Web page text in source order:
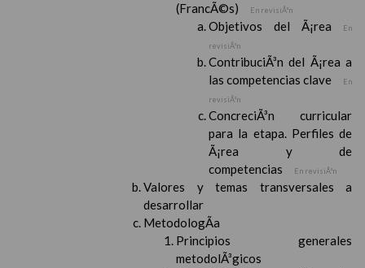
(FrancÃ©s) En revisiÃ³n
Objetivos del Ã¡rea
En
revisiÃ³n
ContribuciÃ³n del Ã¡rea a
las competencias clave
En
revisiÃ³n
ConcreciÃ³n curricular
para la etapa. Perfiles de
Ã¡rea y de
competencias
En revisiÃ³n
Valores y temas transversales a
desarrollar
MetodologÃ­a
Principios generales
metodolÃ³gicos